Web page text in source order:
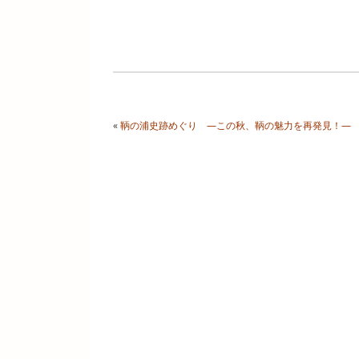
«鞆の浦史跡めぐり ―この秋、鞆の魅力を再発見！―